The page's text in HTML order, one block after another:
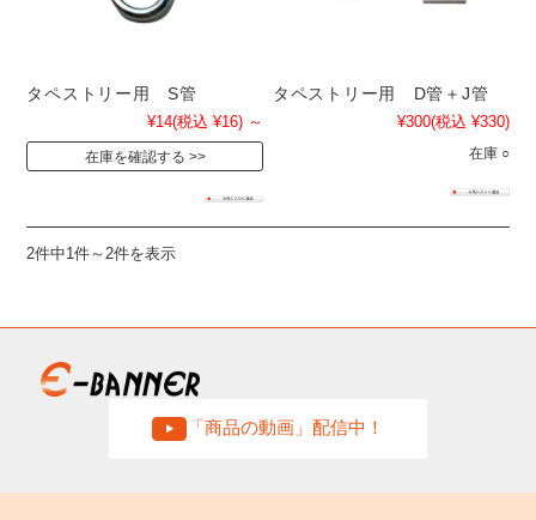
タペストリー用 S管
¥14(税込 ¥16) ～
在庫を確認する
タペストリー用 D管＋J管
¥300(税込 ¥330)
在庫 ○
2件中1件～2件を表示
「商品の動画」配信中！